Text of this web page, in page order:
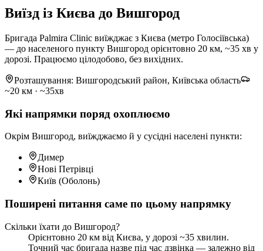
Виїзд із Києва до Вишгород
Бригада Palmira Clinic виїжджає з Києва (метро Голосіївська)
— до населеного пункту Вишгород орієнтовно 20 км, ~35 хв у
дорозі. Працюємо цілодобово, без вихідних.
Розташування: Вишгородський район, Київська область
~20 км · ~35хв
Які напрямки поряд охоплюємо
Окрім Вишгород, виїжджаємо й у сусідні населені пункти:
Димер
Нові Петрівці
Київ (Оболонь)
Поширені питання саме по цьому напрямку
Скільки їхати до Вишгород?
Орієнтовно 20 км від Києва, у дорозі ~35 хвилин.
Точний час бригада назве під час дзвінка — залежно від